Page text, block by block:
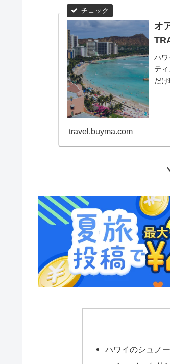
オ
ハワ
テ
だ
travel.buyma.com
ハワイのシュノ